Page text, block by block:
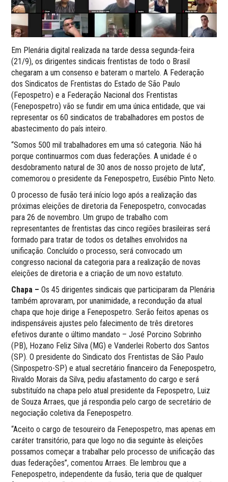
Em Plenária digital realizada na tarde dessa segunda-feira
(21/9), os dirigentes sindicais frentistas de todo o Brasil
chegaram a um consenso e bateram o martelo. A Federação
dos Sindicatos de Frentistas do Estado de São Paulo
(Fepospetro) e a Federação Nacional dos Frentistas
(Fenepospetro) vão se fundir em uma única entidade, que vai
representar os 60 sindicatos de trabalhadores em postos de
abastecimento do país inteiro.
“Somos 500 mil trabalhadores em uma só categoria. Não há
porque continuarmos com duas federações. A unidade é o
desdobramento natural de 30 anos de nosso projeto de luta”,
comemorou o presidente da Fenepospetro, Eusébio Pinto Neto.
O processo de fusão terá início logo após a realização das
próximas eleições de diretoria da Fenepospetro, convocadas
para 26 de novembro. Um grupo de trabalho com
representantes de frentistas das cinco regiões brasileiras será
formado para tratar de todos os detalhes envolvidos na
unificação. Concluído o processo, será convocado um
congresso nacional da categoria para a realização de novas
eleições de diretoria e a criação de um novo estatuto.
Chapa – Os 45 dirigentes sindicais que participaram da Plenária
também aprovaram, por unanimidade, a recondução da atual
chapa que hoje dirige a Fenepospetro. Serão feitos apenas os
indispensáveis ajustes pelo falecimento de três diretores
efetivos durante o último mandato – José Porcino Sobrinho
(PB), Hozano Feliz Silva (MG) e Vanderlei Roberto dos Santos
(SP). O presidente do Sindicato dos Frentistas de São Paulo
(Sinpospetro-SP) e atual secretário financeiro da Fenepospetro,
Rivaldo Morais da Silva, pediu afastamento do cargo e será
substituído na chapa pelo atual presidente da Fepospetro, Luiz
de Souza Arraes, que já respondia pelo cargo de secretário de
negociação coletiva da Fenepospetro.
“Aceito o cargo de tesoureiro da Fenepospetro, mas apenas em
caráter transitório, para que logo no dia seguinte às eleições
possamos começar a trabalhar pelo processo de unificação das
duas federações”, comentou Arraes. Ele lembrou que a
Fenepospetro, independente da fusão, teria que de qualquer